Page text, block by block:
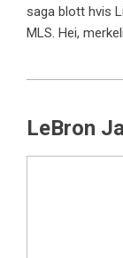
saga blott hvis
MLS. Hei,
LeBron